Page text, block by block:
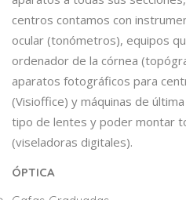
centros contamos con
ocular (tonómetros), equipos
ordenador de la córnea
aparatos fotográficos para
(Visioffice) y máquinas de
tipo de lentes y poder montar
(viseladoras digitales).
ÓPTICA